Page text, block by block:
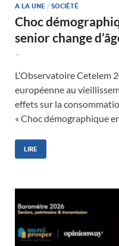
A LA UNE / SOCIÉTÉ
Choc
senior change
-
L’Observatoire Cetelem
européenne au
effets sur la
« Choc démographique
LIRE